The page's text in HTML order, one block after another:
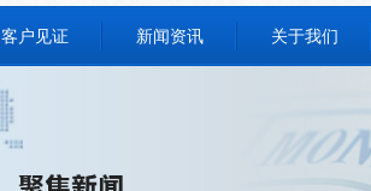
客户见证 新闻资讯 关于我们